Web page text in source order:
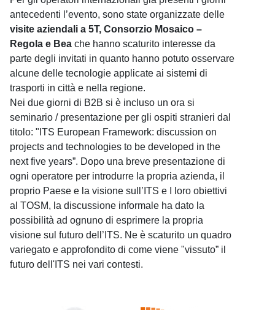
antecedenti l’evento, sono state organizzate delle
visite aziendali a 5T, Consorzio Mosaico –
Regola e Bea che hanno scaturito interesse da
parte degli invitati in quanto hanno potuto osservare
alcune delle tecnologie applicate ai sistemi di
trasporti in città e nella regione.
Nei due giorni di B2B si è incluso un ora si
seminario / presentazione per gli ospiti stranieri dal
titolo: "ITS European Framework: discussion on
projects and technologies to be developed in the
next five years”. Dopo una breve presentazione di
ogni operatore per introdurre la propria azienda, il
proprio Paese e la visione sull’ITS e I loro obiettivi
al TOSM, la discussione informale ha dato la
possibilità ad ognuno di esprimere la propria
visione sul futuro dell’ITS. Ne è scaturito un quadro
variegato e approfondito di come viene "vissuto” il
futuro dell'ITS nei vari contesti.